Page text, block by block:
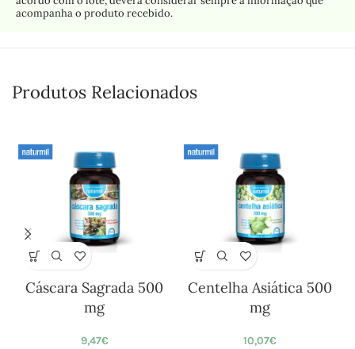
acompanha o produto recebido.
Produtos Relacionados
Cáscara Sagrada 500
mg
9,47€
Centelha Asiática 500
mg
10,07€